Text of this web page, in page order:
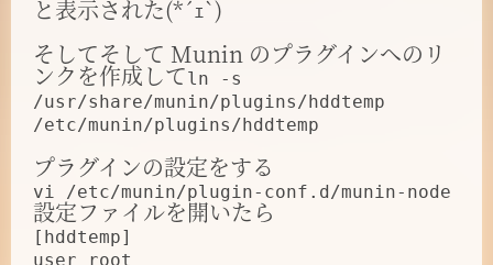
と表示された(*´ｪ`)
そしてそして Munin のプラグインへのリ
ンクを作成してln -s
/usr/share/munin/plugins/hddtemp
/etc/munin/plugins/hddtemp
プラグインの設定をする
vi /etc/munin/plugin-conf.d/munin-node
設定ファイルを開いたら
[hddtemp]
user root